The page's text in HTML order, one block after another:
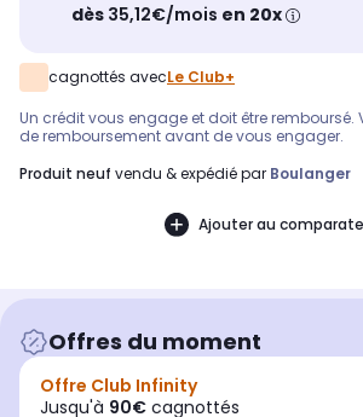
dès 35,12€/mois en 20x
cagnottés avecLe Club+
Un crédit vous engage et doit être remboursé.
de remboursement avant de vous engager.
produit neuf vendu & expédié par Boulanger
Ajouter au
Offres du moment
Offre Club Infinity
Jusqu'à 90€ cagnottés